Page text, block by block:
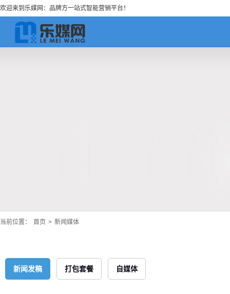
欢迎来到乐媒网：品牌方一站式智能营销平台！
当前位置： 首页 > 新闻媒体
新闻发稿 打包套餐 自媒体